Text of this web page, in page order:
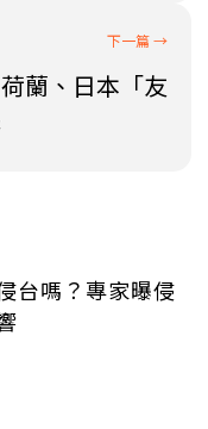
蘭、日本「友
台嗎？專家曝侵